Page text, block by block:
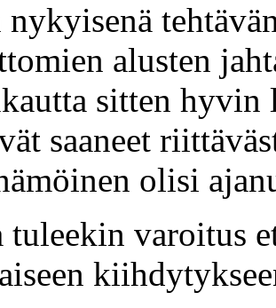
alusten
sitten hyvin
saaneet
olisi
tuleekin varoitus